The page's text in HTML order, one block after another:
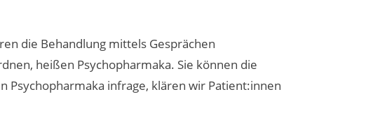
die Behandlung mittels Gesprächen
heißen Psychopharmaka. Sie können die
Psychopharmaka infrage, klären wir Patient:innen